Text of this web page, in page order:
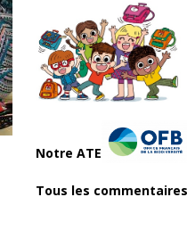
Notre ATE
Tous les